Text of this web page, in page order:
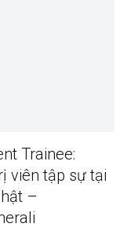
Trainee:
viên tập sự tại
–